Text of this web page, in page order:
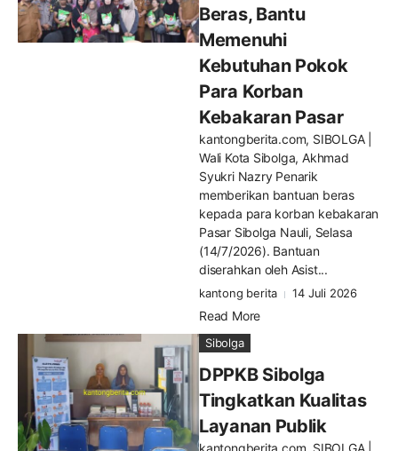
Beras, Bantu
Memenuhi
Kebutuhan Pokok
Para Korban
Kebakaran Pasar
kantongberita.com, SIBOLGA |
Wali Kota Sibolga, Akhmad
Syukri Nazry Penarik
memberikan bantuan beras
kepada para korban kebakaran
Pasar Sibolga Nauli, Selasa
(14/7/2026). Bantuan
diserahkan oleh Asist...
kantong berita 14 Juli 2026
Read More
Sibolga
DPPKB Sibolga
Tingkatkan Kualitas
Layanan Publik
kantongberita.com, SIBOLGA |